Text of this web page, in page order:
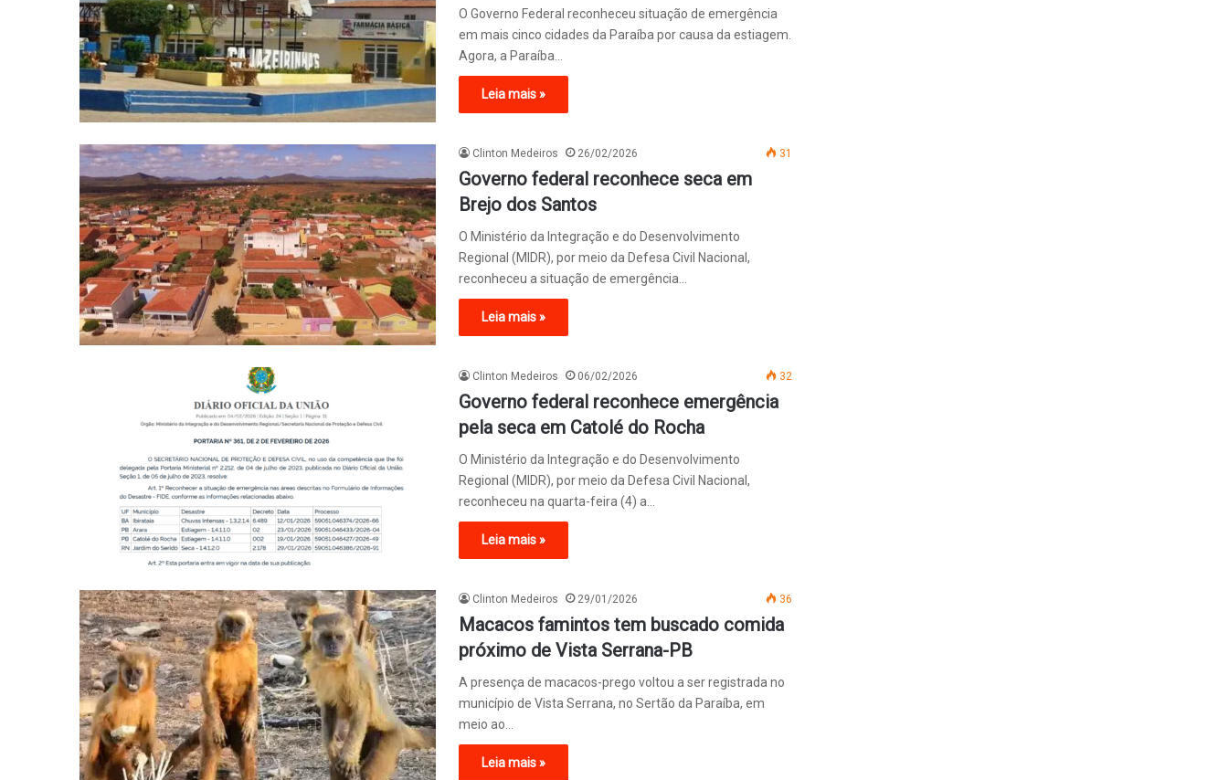
O Governo Federal reconheceu situação de emergência
em mais cinco cidades da Paraíba por causa da estiagem.
Agora, a Paraíba…
Leia mais »
Clinton Medeiros 26/02/2026 31
Governo federal reconhece seca em
Brejo dos Santos
O Ministério da Integração e do Desenvolvimento
Regional (MIDR), por meio da Defesa Civil Nacional,
reconheceu a situação de emergência…
Leia mais »
Clinton Medeiros 06/02/2026 32
Governo federal reconhece emergência
pela seca em Catolé do Rocha
O Ministério da Integração e do Desenvolvimento
Regional (MIDR), por meio da Defesa Civil Nacional,
reconheceu na quarta-feira (4) a…
Leia mais »
Clinton Medeiros 29/01/2026 36
Macacos famintos tem buscado comida
próximo de Vista Serrana-PB
A presença de macacos-prego voltou a ser registrada no
município de Vista Serrana, no Sertão da Paraíba, em
meio ao…
Leia mais »